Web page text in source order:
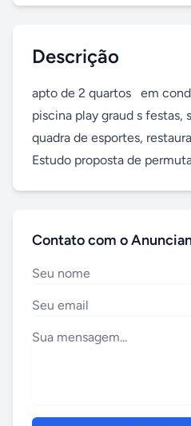
Descrição
apto de 2 quartos   em
piscina play graud s festas,
quadra de esportes,
Estudo proposta de
Contato com o